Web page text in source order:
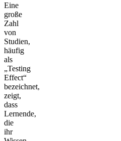
Eine
große
Zahl
von
Studien,
häufig
als
„Testing
Effect“
bezeichnet,
zeigt,
dass
Lernende,
die
ihr